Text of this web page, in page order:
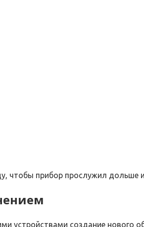
чтобы прибор прослужил дольше
устройствами создание нового